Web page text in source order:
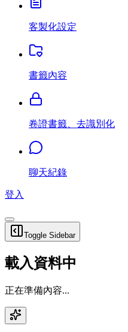
客製化設定
書籤內容
卷證書籤、去識別化
聊天紀錄
登入
Toggle Sidebar
載入資料中
正在準備內容...